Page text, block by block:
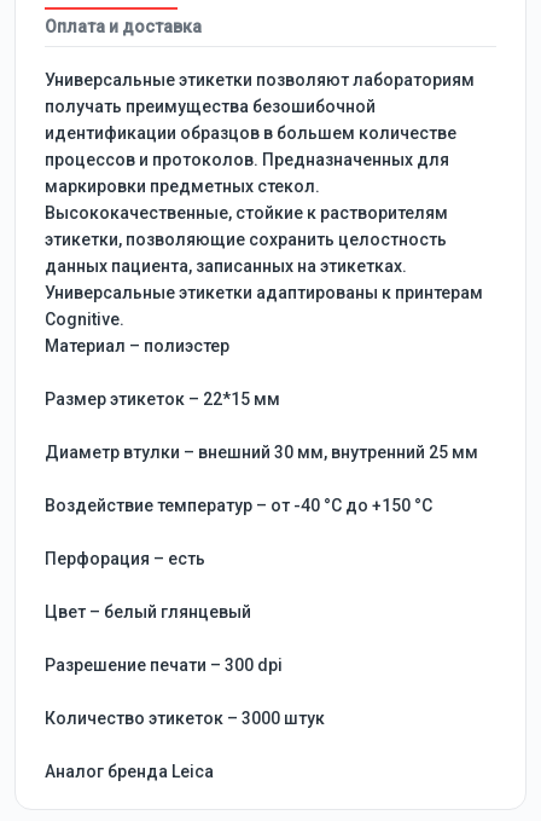
Оплата и доставка
Универсальные этикетки позволяют лабораториям
получать преимущества безошибочной
идентификации образцов в большем количестве
процессов и протоколов. Предназначенных для
маркировки предметных стекол.
Высококачественные, стойкие к растворителям
этикетки, позволяющие сохранить целостность
данных пациента, записанных на этикетках.
Универсальные этикетки адаптированы к принтерам
Cognitive.
Материал – полиэстер
Размер этикеток – 22*15 мм
Диаметр втулки – внешний 30 мм, внутренний 25 мм
Воздействие температур – от -40 °C до +150 °C
Перфорация – есть
Цвет – белый глянцевый
Разрешение печати – 300 dpi
Количество этикеток – 3000 штук
Аналог бренда Leica